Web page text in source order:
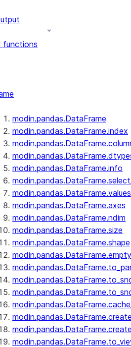
functions
modin.pandas.DataFrame
modin.pandas.DataFrame.index
modin.pandas.DataFrame.info
modin.pandas.DataFrame.values
modin.pandas.DataFrame.axes
modin.pandas.DataFrame.ndim
modin.pandas.DataFrame.size
modin.pandas.DataFrame.shape
modin.pandas.DataFrame.empty